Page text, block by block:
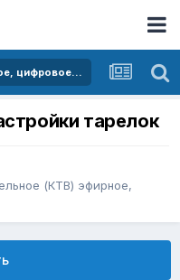
Телевидение: кабельное (КТВ) эфирное, цифровое (DVB), IPTV и OTT
тарелок
(КТВ) эфирное,